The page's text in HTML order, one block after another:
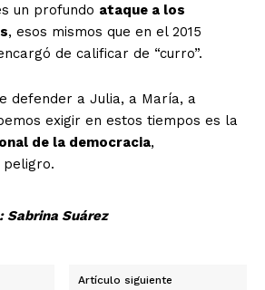
un profundo ataque a los
, esos mismos que en el 2015
de calificar de “curro”.
defender a Julia, a María, a
exigir en estos tiempos es la
de la democracia,
peligro.
Sabrina Suárez
Artículo siguiente